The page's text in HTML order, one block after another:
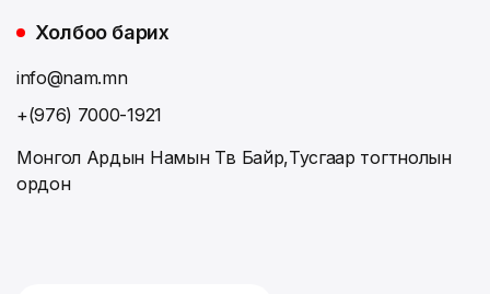
Холбоо барих
info@nam.mn
+(976) 7000-1921
Монгол Ардын Намын Төв Байр,Тусгаар тогтнолын
ордон